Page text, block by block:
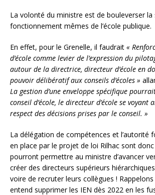
La volonté du ministre est de bouleverser
fonctionnement mêmes de l’école publique.
En effet, pour le Grenelle, il faudrait «
d’école comme levier de l’expression du
autour de la directrice, directeur d’école en
pouvoir délibératif aux conseils d’écoles »
La gestion d’une enveloppe spécifique
conseil d’école, le directeur d’école se voyant
respect des décisions prises par le conseil. »
La délégation de compétences et l’autorité
en place par le projet de loi Rilhac sont
pourront permettre au ministre d’avancer
créer des directeurs supérieurs
voire de recruter leurs collègues !
entend supprimer les IEN dès 2022 en les